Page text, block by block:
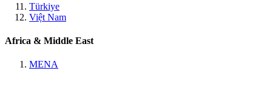
Türkiye
Việt Nam
Africa & Middle East
MENA